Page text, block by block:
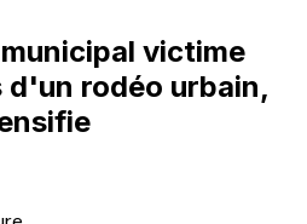
victime
rodéo urbain,